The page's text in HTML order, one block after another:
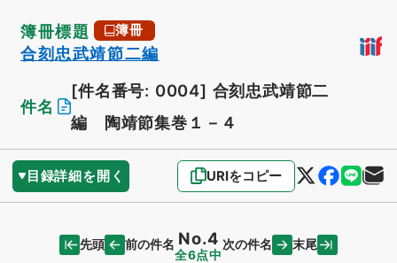
簿冊標題 簿冊
合刻忠武靖節二編
件名
[件名番号: 0004] 合刻忠武靖節二
編 陶靖節集巻１－４
目録詳細を開く URIをコピー
先頭 前の件名 No.4
全6点中
次の件名 末尾